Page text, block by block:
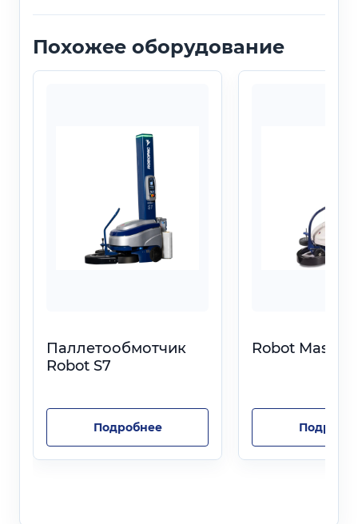
Похожее оборудование
Паллетообмотчик
Robot S7
Подробнее
Robot Master